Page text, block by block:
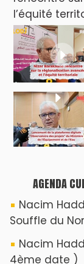
Clip :
coupe à la
🎵
Reportages
Nizar Baraka